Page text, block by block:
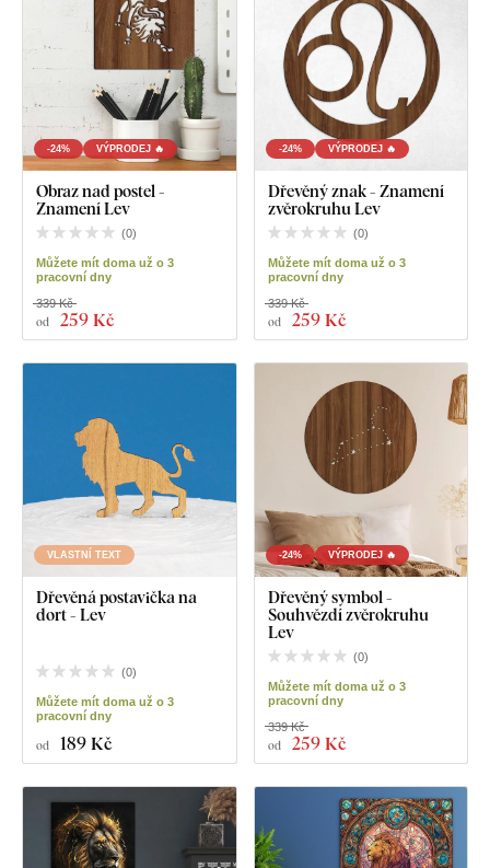
-24% VÝPRODEJ 🔥
Obraz nad postel -
Znamení Lev
(0)
Můžete mít doma už o 3
pracovní dny
od 259 Kč
339 Kč
-24% VÝPRODEJ 🔥
Dřevěný znak - Znamení
zvěrokruhu Lev
(0)
Můžete mít doma už o 3
pracovní dny
od 259 Kč
339 Kč
VLASTNÍ TEXT
Dřevěná postavička na
dort - Lev
(0)
Můžete mít doma už o 3
pracovní dny
od 189 Kč
-24% VÝPRODEJ 🔥
Dřevěný symbol -
Souhvězdí zvěrokruhu
Lev
(0)
Můžete mít doma už o 3
pracovní dny
od 259 Kč
339 Kč